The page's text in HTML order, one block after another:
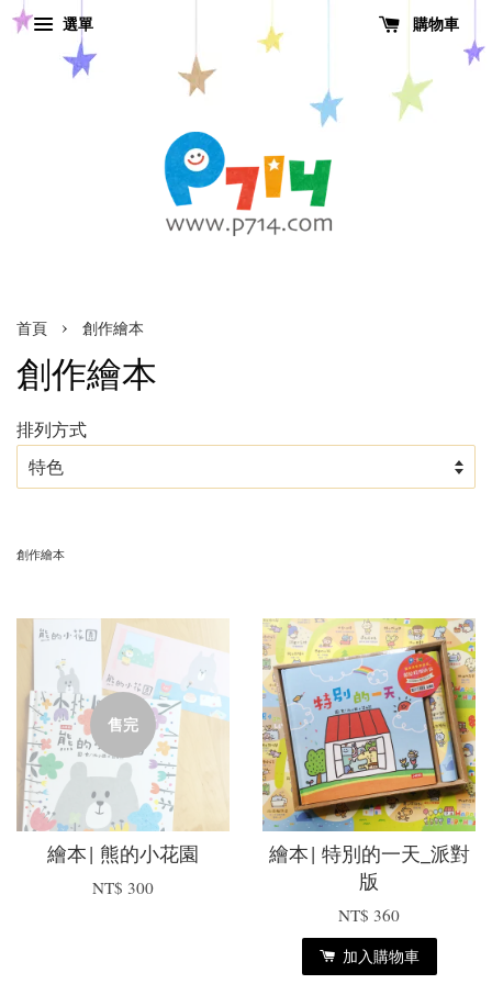
選單 購物車
首頁 › 創作繪本
創作繪本
排列方式
創作繪本
售完
繪本| 熊的小花園
NT$ 300
繪本| 特別的一天_派對
版
NT$ 360
加入購物車